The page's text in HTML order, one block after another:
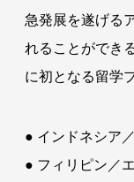
急発展を遂げる
れることができ
に初となる留学
● インドネシア
● フィリピン／